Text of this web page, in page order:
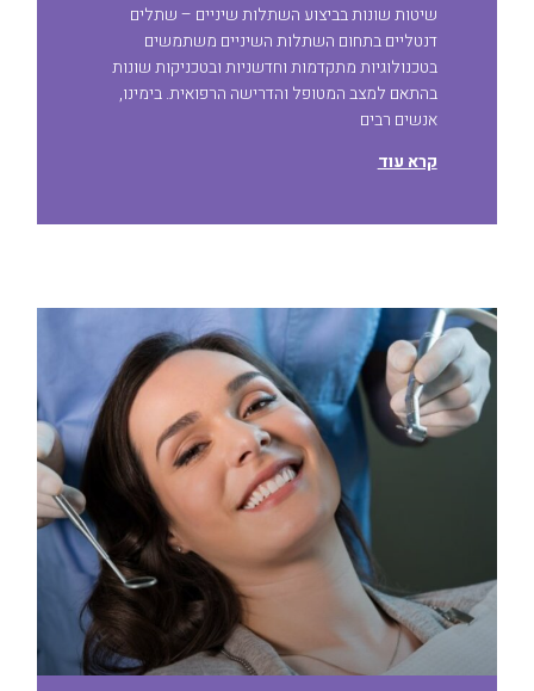
שיטות שונות בביצוע השתלות שיניים – שתלים
דנטליים בתחום השתלות השיניים משתמשים
בטכנולוגיות מתקדמות וחדשניות ובטכניקות שונות
בהתאם למצב המטופל והדרישה הרפואית. בימינו,
אנשים רבים
קרא עוד